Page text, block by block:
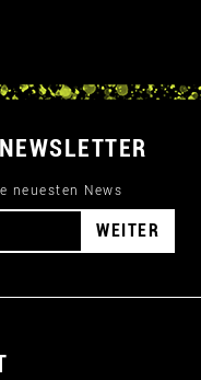
NEWSLETTER
neuesten News
WEITER